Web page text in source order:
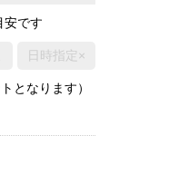
安です
日時指定×
となります）